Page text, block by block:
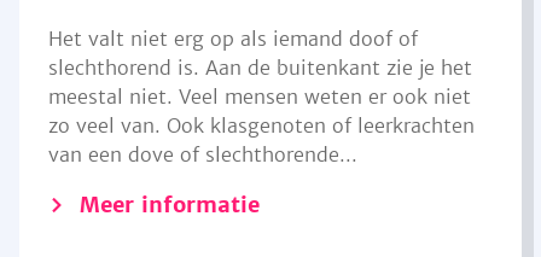
Het valt niet erg op als iemand doof of
slechthorend is. Aan de buitenkant zie je het
meestal niet. Veel mensen weten er ook niet
zo veel van. Ook klasgenoten of leerkrachten
van een dove of slechthorende...
Meer informatie